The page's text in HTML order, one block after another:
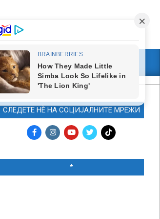
МАРКЕТИНГ
СЛЕДЕТЕ НЀ НА СОЦИЈАЛНИТЕ МРЕЖИ
*